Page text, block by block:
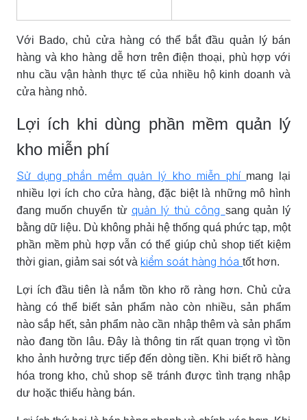
Với Bado, chủ cửa hàng có thể bắt đầu quản lý bán
hàng và kho hàng dễ hơn trên điện thoại, phù hợp với
nhu cầu vận hành thực tế của nhiều hộ kinh doanh và
cửa hàng nhỏ.
Lợi ích khi dùng phần mềm quản lý
kho miễn phí
Sử dụng phần mềm quản lý kho miễn phí mang lại
nhiều lợi ích cho cửa hàng, đặc biệt là những mô hình
đang muốn chuyển từ quản lý thủ công sang quản lý
bằng dữ liệu. Dù không phải hệ thống quá phức tạp, một
phần mềm phù hợp vẫn có thể giúp chủ shop tiết kiệm
thời gian, giảm sai sót và kiểm soát hàng hóa tốt hơn.
Lợi ích đầu tiên là nắm tồn kho rõ ràng hơn. Chủ cửa
hàng có thể biết sản phẩm nào còn nhiều, sản phẩm
nào sắp hết, sản phẩm nào cần nhập thêm và sản phẩm
nào đang tồn lâu. Đây là thông tin rất quan trọng vì tồn
kho ảnh hưởng trực tiếp đến dòng tiền. Khi biết rõ hàng
hóa trong kho, chủ shop sẽ tránh được tình trạng nhập
dư hoặc thiếu hàng bán.